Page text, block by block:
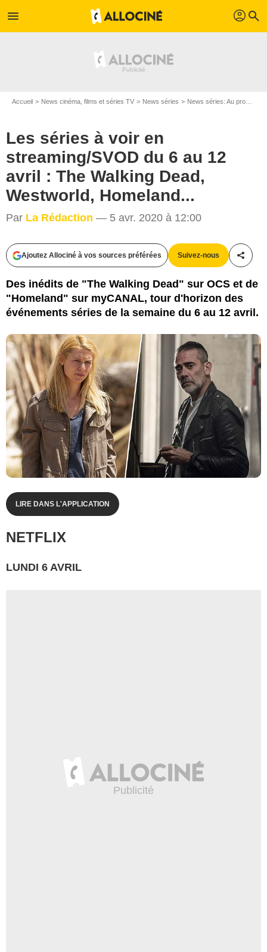
menu profil search
Accueil News cinéma, films et séries TV News séries News séries: Au programme
Les séries à voir en
streaming/SVOD du 6 au 12
avril : The Walking Dead,
Westworld, Homeland...
Par La Rédaction — 5 avr. 2020 à 12:00
Ajoutez Allociné à vos sources préférées Suivez-nous
Des inédits de "The Walking Dead" sur OCS et de
"Homeland" sur myCANAL, tour d'horizon des
événements séries de la semaine du 6 au 12 avril.
Showtime / Jace Downs/AMC
LIRE DANS L'APPLICATION
NETFLIX
LUNDI 6 AVRIL